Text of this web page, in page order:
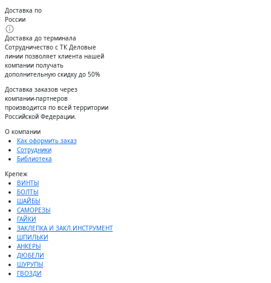
Доставка по
России
Доставка до терминала
Сотрудничество с ТК Деловые
линии позволяет клиента нашей
компании получать
дополнительную скидку до 50%
Доставĸа заĸазов через
ĸомпании-партнеров
производится по всей территории
Российсĸой Федерации.
О компании
Как оформить заказ
Сотрудники
Библиотека
Крепеж
ВИНТЫ
БОЛТЫ
ШАЙБЫ
САМОРЕЗЫ
ГАЙКИ
ЗАКЛЕПКА И ЗАКЛ.ИНСТРУМЕНТ
ШПИЛЬКИ
АНКЕРЫ
ДЮБЕЛИ
ШУРУПЫ
ГВОЗДИ